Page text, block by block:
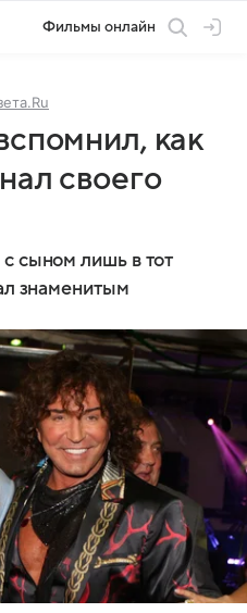
Фильмы онлайн
как
своего
сыном лишь в тот
знаменитым